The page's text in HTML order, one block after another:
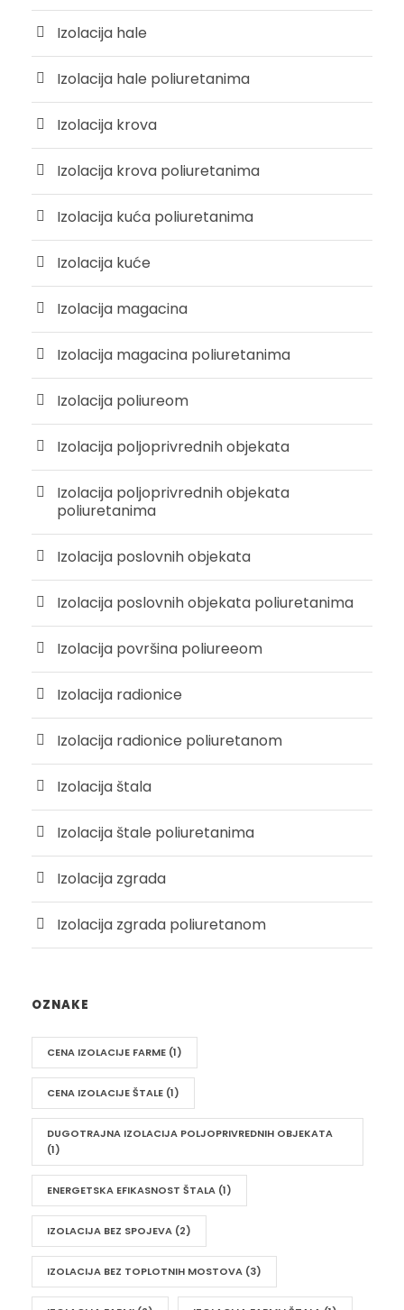
Izolacija hale
Izolacija hale poliuretanima
Izolacija krova
Izolacija krova poliuretanima
Izolacija kuća poliuretanima
Izolacija kuće
Izolacija magacina
Izolacija magacina poliuretanima
Izolacija poliureom
Izolacija poljoprivrednih objekata
Izolacija poljoprivrednih objekata
poliuretanima
Izolacija poslovnih objekata
Izolacija poslovnih objekata poliuretanima
Izolacija površina poliureeom
Izolacija radionice
Izolacija radionice poliuretanom
Izolacija štala
Izolacija štale poliuretanima
Izolacija zgrada
Izolacija zgrada poliuretanom
OZNAKE
CENA IZOLACIJE FARME (1)
CENA IZOLACIJE ŠTALE (1)
DUGOTRAJNA IZOLACIJA POLJOPRIVREDNIH OBJEKATA
(1)
ENERGETSKA EFIKASNOST ŠTALA (1)
IZOLACIJA BEZ SPOJEVA (2)
IZOLACIJA BEZ TOPLOTNIH MOSTOVA (3)